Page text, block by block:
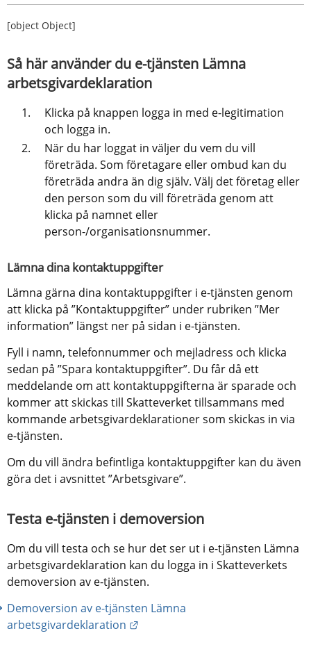
[object Object]
Så här använder du e-tjänsten Lämna
arbetsgivardeklaration
Klicka på knappen logga in med e-legitimation
och logga in.
När du har loggat in väljer du vem du vill
företräda. Som företagare eller ombud kan du
företräda andra än dig själv. Välj det företag eller
den person som du vill företräda genom att
klicka på namnet eller
person-/organisationsnummer.
Lämna dina kontaktuppgifter
Lämna gärna dina kontaktuppgifter i e-tjänsten genom
att klicka på ”Kontaktuppgifter” under rubriken ”Mer
information” längst ner på sidan i e-tjänsten.
Fyll i namn, telefonnummer och mejladress och klicka
sedan på ”Spara kontaktuppgifter”. Du får då ett
meddelande om att kontaktuppgifterna är sparade och
kommer att skickas till Skatteverket tillsammans med
kommande arbetsgivardeklarationer som skickas in via
e-tjänsten.
Om du vill ändra befintliga kontaktuppgifter kan du även
göra det i avsnittet ”Arbetsgivare”.
Testa e-tjänsten i demoversion
Om du vill testa och se hur det ser ut i e-tjänsten Lämna
arbetsgivardeklaration kan du logga in i Skatteverkets
demoversion av e-tjänsten.
Demoversion av e-tjänsten Lämna
arbetsgivardeklaration